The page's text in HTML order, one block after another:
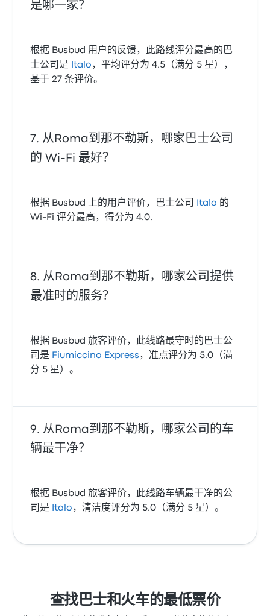
是哪一家？
根据 Busbud 用户的反馈，此路线评分最高的巴
士公司是
Italo ，平均评分为 4.5（满分 5 星），
基于 27 条评价。
从Roma到那不勒斯，哪家巴士公司
的 Wi-Fi 最好？
根据 Busbud 上的用户评价，巴士公司 Italo 的
Wi-Fi 评分最高，得分为 4.0.
从Roma到那不勒斯，哪家公司提供
最准时的服务？
根据 Busbud 旅客评价，此线路最守时的巴士公
司是 Fiumiccino Express ，准点评分为 5.0（满
分 5 星）。
从Roma到那不勒斯，哪家公司的车
辆最干净？
根据 Busbud 旅客评价，此线路车辆最干净的公
司是
Italo ，清洁度评分为 5.0（满分 5 星）。
查找巴士和火车的最低票价